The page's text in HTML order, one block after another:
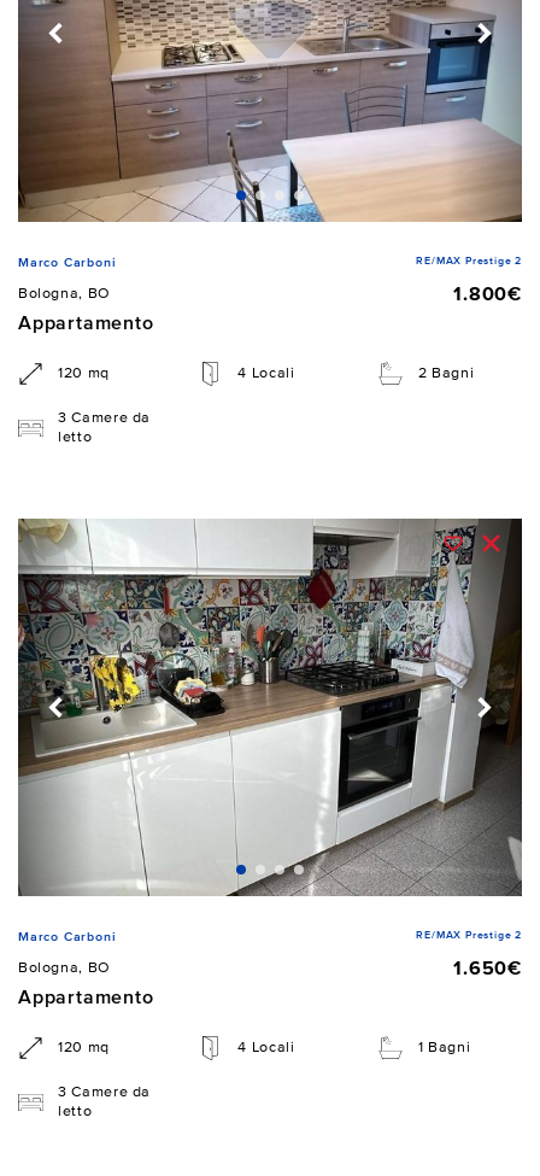
Marco Carboni RE/MAX Prestige 2
Bologna, BO
1.800€
Appartamento
120 mq 4 Locali 2 Bagni
3 Camere da
letto
Marco Carboni RE/MAX Prestige 2
Bologna, BO
1.650€
Appartamento
120 mq 4 Locali 1 Bagni
3 Camere da
letto